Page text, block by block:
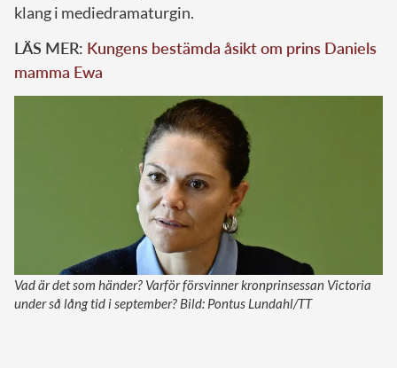
klang i mediedramaturgin.
LÄS MER: Kungens bestämda åsikt om prins Daniels
mamma Ewa
Vad är det som händer? Varför försvinner kronprinsessan Victoria
under så lång tid i september? Bild: Pontus Lundahl/TT